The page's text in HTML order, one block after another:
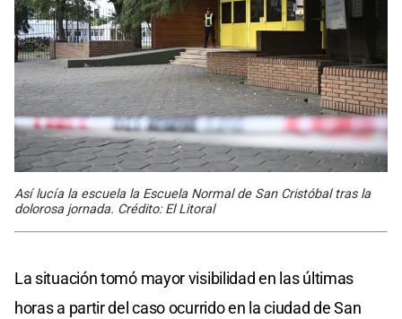
Así lucía la escuela la Escuela Normal de San Cristóbal tras la
dolorosa jornada. Crédito: El Litoral
La situación tomó mayor visibilidad en las últimas
horas a partir del caso ocurrido en la ciudad de San